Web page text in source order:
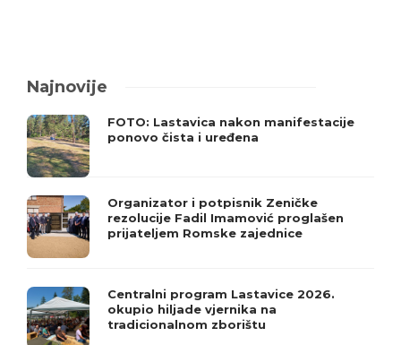
Najnovije
FOTO: Lastavica nakon manifestacije
ponovo čista i uređena
Organizator i potpisnik Zeničke
rezolucije Fadil Imamović proglašen
prijateljem Romske zajednice
Centralni program Lastavice 2026.
okupio hiljade vjernika na
tradicionalnom zborištu